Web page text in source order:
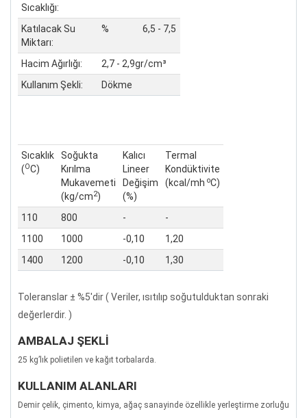
Sıcaklığı:
Katılacak Su
Miktarı:
% 6,5 - 7,5
Hacim Ağırlığı:
2,7 - 2,9gr/cm³
Kullanım Şekli:
Dökme
Sıcaklık
(OC)
Soğukta
Kırılma
Mukavemeti
(kg/cm2)
Kalıcı
Lineer
Değişim
(%)
Termal
Kondüktivite
(kcal/mh oC)
110 800 -
-
1100
1000 -0,10
1,20
1400
1200 -0,10 1,30
Toleranslar ± %5'dir ( Veriler, ısıtılıp soğutulduktan sonraki
değerlerdir. )
AMBALAJ ŞEKLİ
25 kg’lık polietilen ve kağıt torbalarda.
KULLANIM ALANLARI
Demir çelik, çimento, kimya, ağaç sanayinde özellikle yerleştirme zorluğu